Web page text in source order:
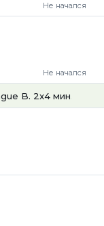
Не начался
Не начался
B. 2x4 мин.